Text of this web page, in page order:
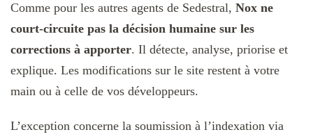
Comme pour les autres agents de Sedestral, Nox ne
court-circuite pas la décision humaine sur les
corrections à apporter. Il détecte, analyse, priorise et
explique. Les modifications sur le site restent à votre
main ou à celle de vos développeurs.
L’exception concerne la soumission à l’indexation via